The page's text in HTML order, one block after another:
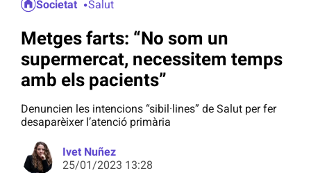
Societat Salut
Metges farts: “No som un
supermercat, necessitem temps
amb els pacients”
Denuncien les intencions “sibil·lines” de Salut per fer
desaparèixer l’atenció primària
Ivet Nuñez
25/01/2023 13:28